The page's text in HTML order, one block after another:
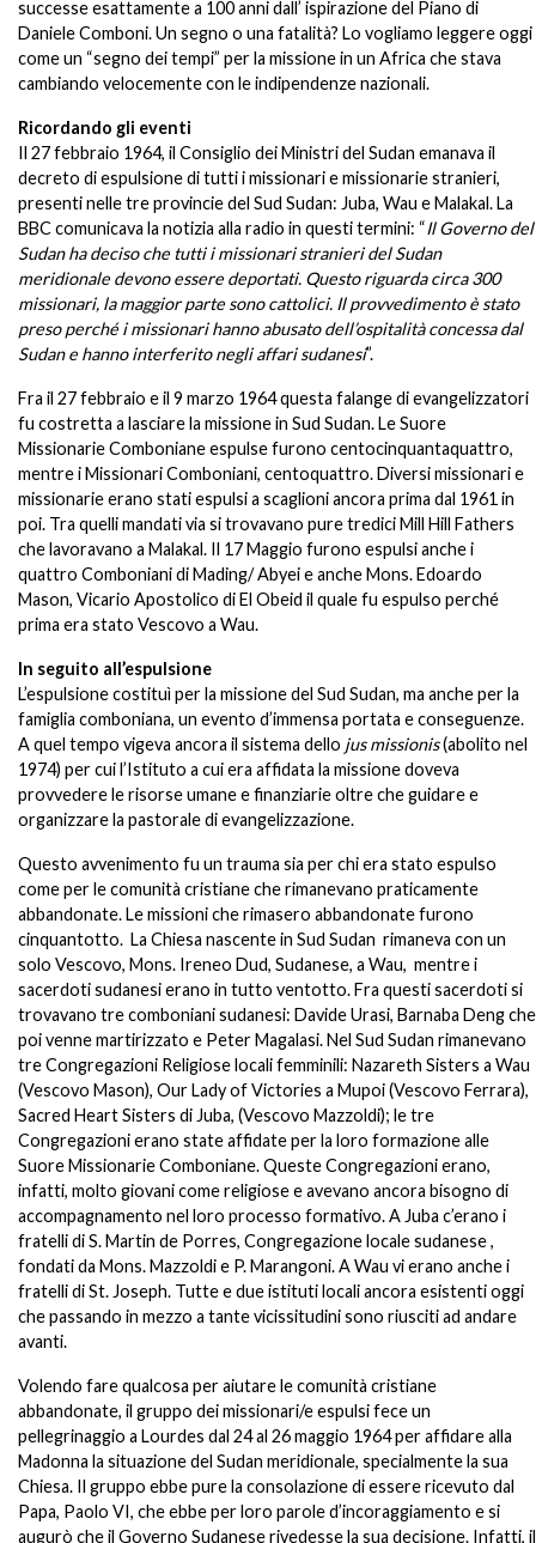
successe esattamente a 100 anni dall’ ispirazione del Piano di
Daniele Comboni. Un segno o una fatalità? Lo vogliamo leggere oggi
come un “segno dei tempi” per la missione in un Africa che stava
cambiando velocemente con le indipendenze nazionali.
Ricordando gli eventi
Il 27 febbraio 1964, il Consiglio dei Ministri del Sudan emanava il
decreto di espulsione di tutti i missionari e missionarie stranieri,
presenti nelle tre provincie del Sud Sudan: Juba, Wau e Malakal. La
BBC comunicava la notizia alla radio in questi termini: “Il Governo del
Sudan ha deciso che tutti i missionari stranieri del Sudan
meridionale devono essere deportati. Questo riguarda circa 300
missionari, la maggior parte sono cattolici. Il provvedimento è stato
preso perché i missionari hanno abusato dell’ospitalità concessa dal
Sudan e hanno interferito negli affari sudanesi”.
Fra il 27 febbraio e il 9 marzo 1964 questa falange di evangelizzatori
fu costretta a lasciare la missione in Sud Sudan. Le Suore
Missionarie Comboniane espulse furono centocinquantaquattro,
mentre i Missionari Comboniani, centoquattro. Diversi missionari e
missionarie erano stati espulsi a scaglioni ancora prima dal 1961 in
poi. Tra quelli mandati via si trovavano pure tredici Mill Hill Fathers
che lavoravano a Malakal. Il 17 Maggio furono espulsi anche i
quattro Comboniani di Mading/ Abyei e anche Mons. Edoardo
Mason, Vicario Apostolico di El Obeid il quale fu espulso perché
prima era stato Vescovo a Wau.
In seguito all’espulsione
L’espulsione costituì per la missione del Sud Sudan, ma anche per la
famiglia comboniana, un evento d’immensa portata e conseguenze.
A quel tempo vigeva ancora il sistema dello jus missionis(abolito nel
1974) per cui l’Istituto a cui era affidata la missione doveva
provvedere le risorse umane e finanziarie oltre che guidare e
organizzare la pastorale di evangelizzazione.
Questo avvenimento fu un trauma sia per chi era stato espulso
come per le comunità cristiane che rimanevano praticamente
abbandonate. Le missioni che rimasero abbandonate furono
cinquantotto. La Chiesa nascente in Sud Sudan rimaneva con un
solo Vescovo, Mons. Ireneo Dud, Sudanese, a Wau, mentre i
sacerdoti sudanesi erano in tutto ventotto. Fra questi sacerdoti si
trovavano tre comboniani sudanesi: Davide Urasi, Barnaba Deng che
poi venne martirizzato e Peter Magalasi. Nel Sud Sudan rimanevano
tre Congregazioni Religiose locali femminili: Nazareth Sisters a Wau
(Vescovo Mason), Our Lady of Victories a Mupoi (Vescovo Ferrara),
Sacred Heart Sisters di Juba, (Vescovo Mazzoldi); le tre
Congregazioni erano state affidate per la loro formazione alle
Suore Missionarie Comboniane. Queste Congregazioni erano,
infatti, molto giovani come religiose e avevano ancora bisogno di
accompagnamento nel loro processo formativo. A Juba c’erano i
fratelli di S. Martin de Porres, Congregazione locale sudanese ,
fondati da Mons. Mazzoldi e P. Marangoni. A Wau vi erano anche i
fratelli di St. Joseph. Tutte e due istituti locali ancora esistenti oggi
che passando in mezzo a tante vicissitudini sono riusciti ad andare
avanti.
Volendo fare qualcosa per aiutare le comunità cristiane
abbandonate, il gruppo dei missionari/e espulsi fece un
pellegrinaggio a Lourdes dal 24 al 26 maggio 1964 per affidare alla
Madonna la situazione del Sudan meridionale, specialmente la sua
Chiesa. Il gruppo ebbe pure la consolazione di essere ricevuto dal
Papa, Paolo VI, che ebbe per loro parole d’incoraggiamento e si
augurò che il Governo Sudanese rivedesse la sua decisione. Infatti, il